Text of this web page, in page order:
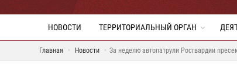
НОВОСТИ ТЕРРИТОРИАЛЬНЫЙ ОРГАН
Главная Новости За неделю автопатрули Росгвардии